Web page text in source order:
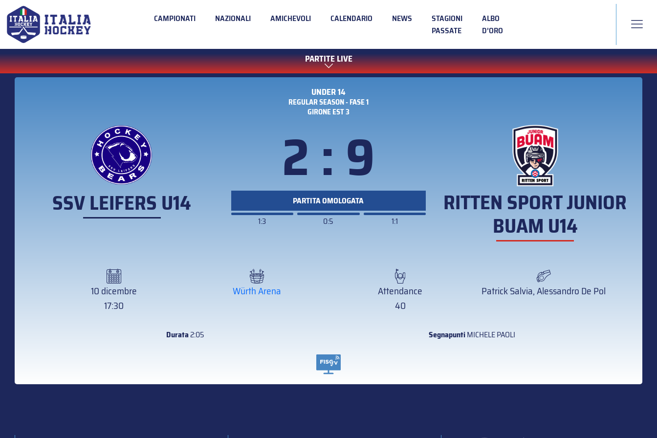
CAMPIONATI NAZIONALI AMICHEVOLI CALENDARIO NEWS
STAGIONI
PASSATE
ALBO
D’ORO
PARTITE LIVE
UNDER 14
REGULAR SEASON - FASE 1
GIRONE EST 3
SSV LEIFERS U14
2 : 9
PARTITA OMOLOGATA
1:3
0:5 1:1
RITTEN SPORT JUNIOR
BUAM U14
10 dicembre
17:30
Würth Arena
Attendance
40
Patrick Salvia, Alessandro De Pol
Durata2:05 SegnapuntiMICHELE PAOLI